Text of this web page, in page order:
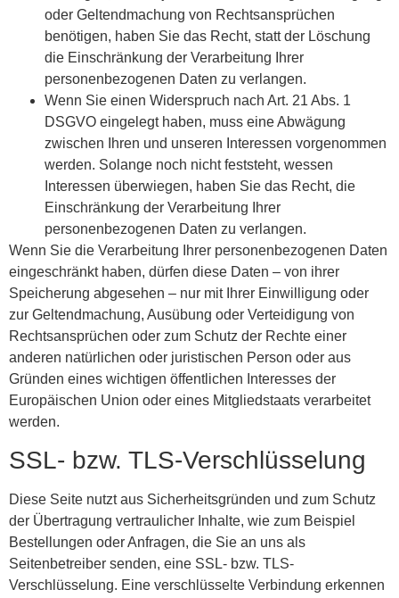
oder Geltendmachung von Rechtsansprüchen
benötigen, haben Sie das Recht, statt der Löschung
die Einschränkung der Verarbeitung Ihrer
personenbezogenen Daten zu verlangen.
Wenn Sie einen Widerspruch nach Art. 21 Abs. 1
DSGVO eingelegt haben, muss eine Abwägung
zwischen Ihren und unseren Interessen vorgenommen
werden. Solange noch nicht feststeht, wessen
Interessen überwiegen, haben Sie das Recht, die
Einschränkung der Verarbeitung Ihrer
personenbezogenen Daten zu verlangen.
Wenn Sie die Verarbeitung Ihrer personenbezogenen Daten
eingeschränkt haben, dürfen diese Daten – von ihrer
Speicherung abgesehen – nur mit Ihrer Einwilligung oder
zur Geltendmachung, Ausübung oder Verteidigung von
Rechtsansprüchen oder zum Schutz der Rechte einer
anderen natürlichen oder juristischen Person oder aus
Gründen eines wichtigen öffentlichen Interesses der
Europäischen Union oder eines Mitgliedstaats verarbeitet
werden.
SSL- bzw. TLS-Verschlüsselung
Diese Seite nutzt aus Sicherheitsgründen und zum Schutz
der Übertragung vertraulicher Inhalte, wie zum Beispiel
Bestellungen oder Anfragen, die Sie an uns als
Seitenbetreiber senden, eine SSL- bzw. TLS-
Verschlüsselung. Eine verschlüsselte Verbindung erkennen